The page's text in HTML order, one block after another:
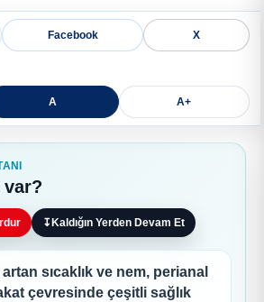
Facebook X
A A+
var?
↧ Kaldığın Yerden Devam Et
sıcaklık ve nem, perianal
çevresinde çeşitli sağlık